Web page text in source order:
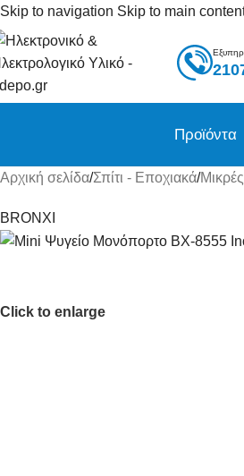
Skip to navigation Skip to main
Προϊόντα
Αρχική σελίδα/Σπίτι - Εποχιακά/
BRONXI
Click to enlarge